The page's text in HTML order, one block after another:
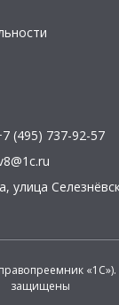
(495) 737-92-57
, улица
«1С»).
защищены